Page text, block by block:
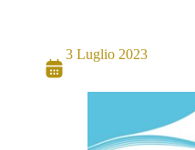
3 Luglio 2023